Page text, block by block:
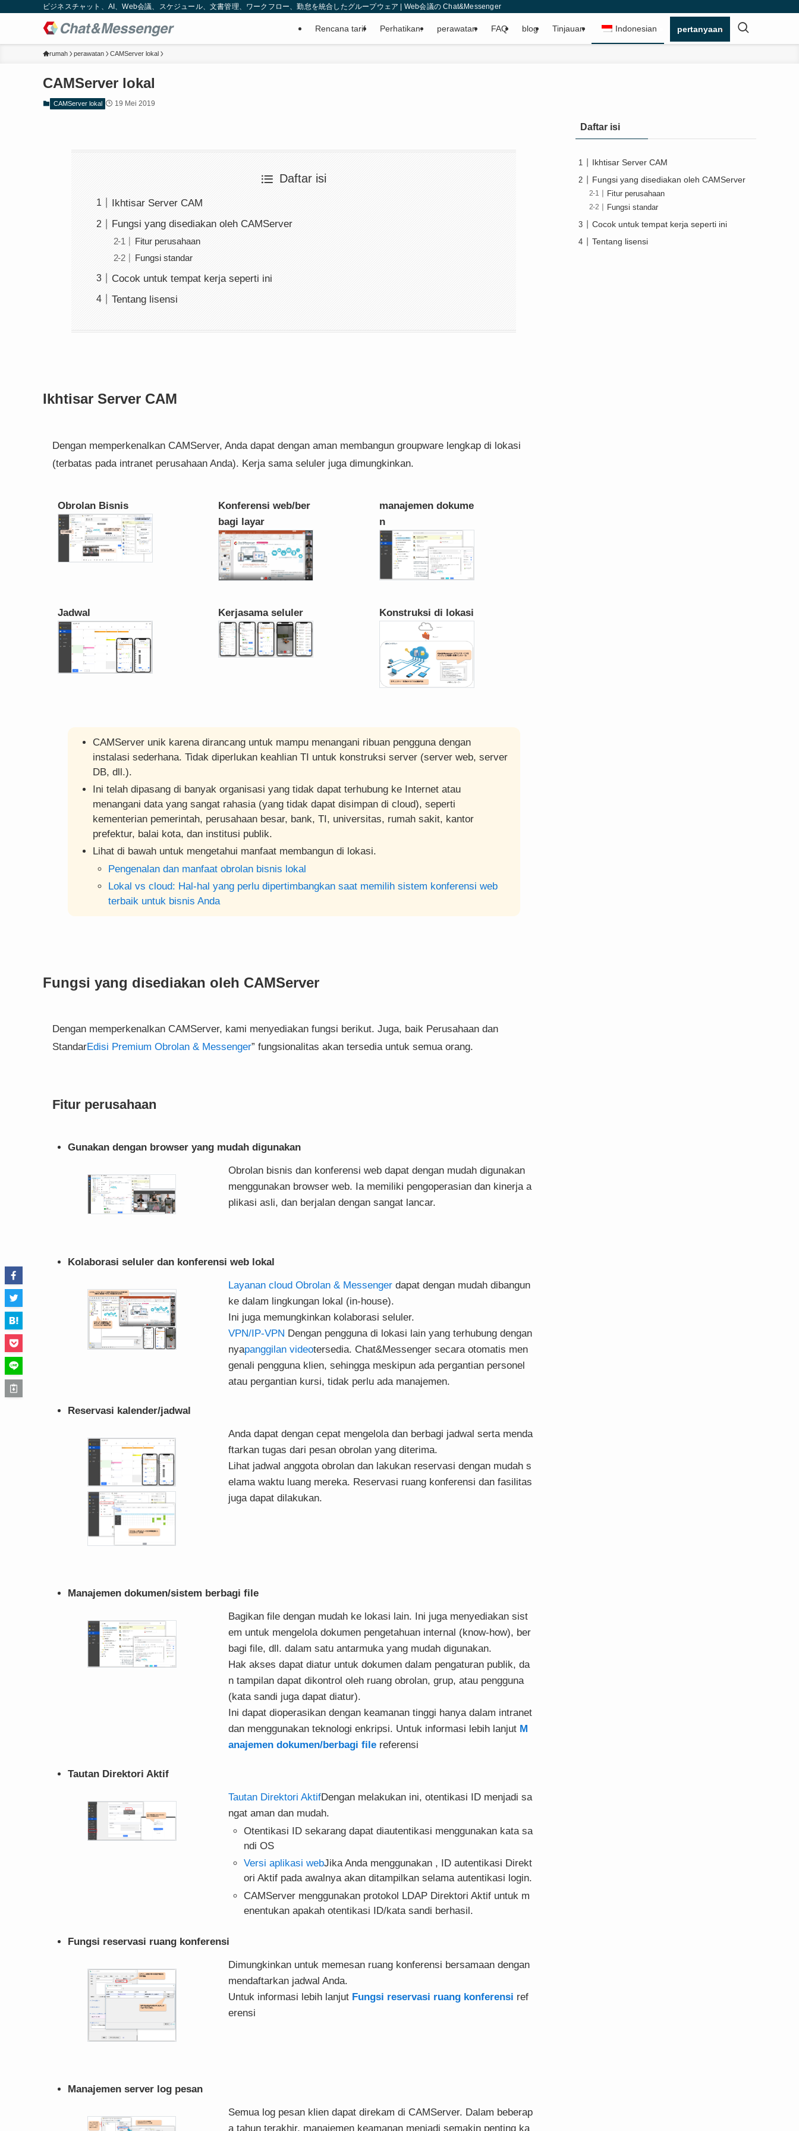
ビジネスチャット、AI、Web会議、スケジュール、文書管理、ワークフロー、勤怠を統合したグループウェア | Web会議の Chat&Messenger
Rencana tarif Perhatikan. perawatan FAQ blog Tinjauan Indonesian pertanyaan
rumah perawatan CAMServer lokal
CAMServer lokal
CAMServer lokal 19 Mei 2019
Daftar isi
Ikhtisar Server CAM
Fungsi yang disediakan oleh CAMServer
Fitur perusahaan
Fungsi standar
Cocok untuk tempat kerja seperti ini
Tentang lisensi
Ikhtisar Server CAM
Dengan memperkenalkan CAMServer, Anda dapat dengan aman membangun groupware lengkap di lokasi
(terbatas pada intranet perusahaan Anda). Kerja sama seluler juga dimungkinkan.
Obrolan Bisnis
Konferensi web/ber
bagi layar
manajemen dokume
n
Jadwal Kerjasama seluler Konstruksi di lokasi
CAMServer unik karena dirancang untuk mampu menangani ribuan pengguna dengan
instalasi sederhana. Tidak diperlukan keahlian TI untuk konstruksi server (server web, server
DB, dll.).
Ini telah dipasang di banyak organisasi yang tidak dapat terhubung ke Internet atau
menangani data yang sangat rahasia (yang tidak dapat disimpan di cloud), seperti
kementerian pemerintah, perusahaan besar, bank, TI, universitas, rumah sakit, kantor
prefektur, balai kota, dan institusi publik.
Lihat di bawah untuk mengetahui manfaat membangun di lokasi.
Pengenalan dan manfaat obrolan bisnis lokal
Lokal vs cloud: Hal-hal yang perlu dipertimbangkan saat memilih sistem konferensi web
terbaik untuk bisnis Anda
Fungsi yang disediakan oleh CAMServer
Dengan memperkenalkan CAMServer, kami menyediakan fungsi berikut. Juga, baik Perusahaan dan
StandarEdisi Premium Obrolan & Messenger” fungsionalitas akan tersedia untuk semua orang.
Fitur perusahaan
Gunakan dengan browser yang mudah digunakan
Obrolan bisnis dan konferensi web dapat dengan mudah digunakan
menggunakan browser web. Ia memiliki pengoperasian dan kinerja a
plikasi asli, dan berjalan dengan sangat lancar.
Kolaborasi seluler dan konferensi web lokal
Layanan cloud Obrolan & Messenger dapat dengan mudah dibangun
ke dalam lingkungan lokal (in-house).
Ini juga memungkinkan kolaborasi seluler.
VPN/IP-VPN Dengan pengguna di lokasi lain yang terhubung dengan
nyapanggilan videotersedia. Chat&Messenger secara otomatis men
genali pengguna klien, sehingga meskipun ada pergantian personel
atau pergantian kursi, tidak perlu ada manajemen.
Reservasi kalender/jadwal
Anda dapat dengan cepat mengelola dan berbagi jadwal serta menda
ftarkan tugas dari pesan obrolan yang diterima.
Lihat jadwal anggota obrolan dan lakukan reservasi dengan mudah s
elama waktu luang mereka. Reservasi ruang konferensi dan fasilitas
juga dapat dilakukan.
Manajemen dokumen/sistem berbagi file
Bagikan file dengan mudah ke lokasi lain. Ini juga menyediakan sist
em untuk mengelola dokumen pengetahuan internal (know-how), ber
bagi file, dll. dalam satu antarmuka yang mudah digunakan.
Hak akses dapat diatur untuk dokumen dalam pengaturan publik, da
n tampilan dapat dikontrol oleh ruang obrolan, grup, atau pengguna
(kata sandi juga dapat diatur).
Ini dapat dioperasikan dengan keamanan tinggi hanya dalam intranet
dan menggunakan teknologi enkripsi. Untuk informasi lebih lanjut M
anajemen dokumen/berbagi file referensi
Tautan Direktori Aktif
Tautan Direktori AktifDengan melakukan ini, otentikasi ID menjadi sa
ngat aman dan mudah.
Otentikasi ID sekarang dapat diautentikasi menggunakan kata sa
ndi OS
Versi aplikasi webJika Anda menggunakan , ID autentikasi Direkt
ori Aktif pada awalnya akan ditampilkan selama autentikasi login.
CAMServer menggunakan protokol LDAP Direktori Aktif untuk m
enentukan apakah otentikasi ID/kata sandi berhasil.
Fungsi reservasi ruang konferensi
Dimungkinkan untuk memesan ruang konferensi bersamaan dengan
mendaftarkan jadwal Anda.
Untuk informasi lebih lanjut Fungsi reservasi ruang konferensi ref
erensi
Manajemen server log pesan
Semua log pesan klien dapat direkam di CAMServer. Dalam beberap
a tahun terakhir, manajemen keamanan menjadi semakin penting ka
Daftar isi
Ikhtisar Server CAM
Fungsi yang disediakan oleh CAMServer
Fitur perusahaan
Fungsi standar
Cocok untuk tempat kerja seperti ini
Tentang lisensi